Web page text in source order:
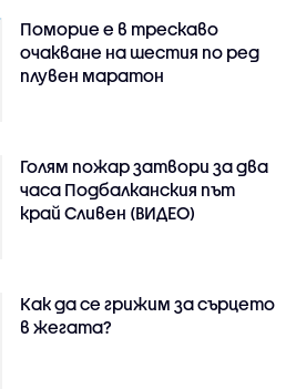
Поморие е в трескаво
очакване на шестия по ред
плувен маратон
Голям пожар затвори за два
часа Подбалканския път
край Сливен (ВИДЕО)
Как да се грижим за сърцето
в жегата?